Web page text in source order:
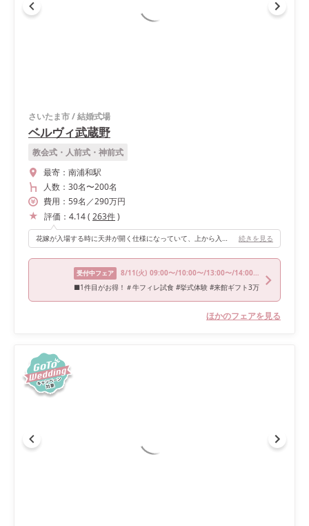
さいたま市/結婚式場
ベルヴィ武蔵野
教会式・人前式・神前式
最寄： 南浦和駅
人数： 30名〜200名
費用： 59名 ／290万円
評価： 4.14( 263件)
花嫁が入場する時に天井が開く仕様になっていて、上から入る光でドレスがとても映えるチャペルです！当日天気が悪くても明るくなるようになっているので、自分も当日雨でしたが、綺麗な写真が撮れました！ 続きを見る
受付中フェア 8/11(火) 09:00〜/10:00〜/13:00〜/14:00〜/16:30〜
■1件目がお得！＃牛フィレ試食 #挙式体験 #来館ギフト3万
ほかのフェアを見る